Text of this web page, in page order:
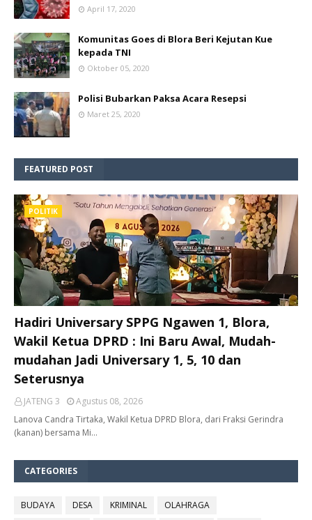
April 17, 2020
Komunitas Goes di Blora Beri Kejutan Kue
kepada TNI
Oktober 05, 2020
Polisi Bubarkan Paksa Acara Resepsi
Maret 25, 2020
FEATURED POST
POLITIK
Hadiri Universary SPPG Ngawen 1, Blora,
Wakil Ketua DPRD : Ini Baru Awal, Mudah-
mudahan Jadi Universary 1, 5, 10 dan
Seterusnya
JATENG 3
Agustus 08, 2026
Lanova Candra Tirtaka, Wakil Ketua DPRD Blora, dari Fraksi Gerindra
(kanan) bersama Mi…
CATEGORIES
BUDAYA DESA KRIMINAL
OLAHRAGA